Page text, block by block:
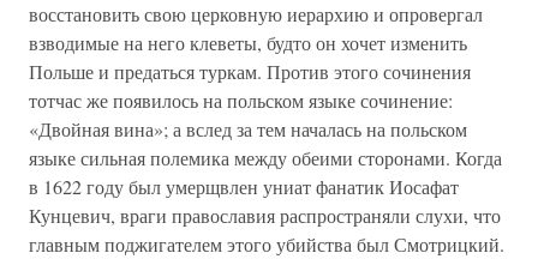
восстановить свою церковную иерархию и опровергал
взводимые на него клеветы, будто он хочет изменить
Польше и предаться туркам. Против этого сочинения
тотчас же появилось на польском языке сочинение:
«Двойная вина»; а вслед за тем началась на польском
языке сильная полемика между обеими сторонами. Когда
в 1622 году был умерщвлен униат фанатик Иосафат
Кунцевич, враги православия распространяли слухи, что
главным поджигателем этого убийства был Смотрицкий.